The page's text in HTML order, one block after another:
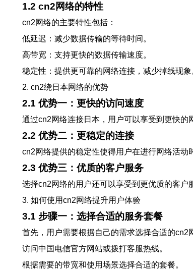
1.2 cn2网络的特性
cn2网络的主要特性包括：
低延迟：减少数据传输的等待时间。
高带宽：支持更快的数据传输速度。
稳定性：提供更可靠的网络连接，减少掉线现象
2. cn2绕日本网络的优势
2.1 优势一：更快的访问速度
通过cn2网络连接日本，用户可以享受到更快
2.2 优势二：更稳定的连接
cn2网络提供的稳定性使得用户在进行网络活
2.3 优势三：优质的客户服务
选择cn2网络的用户还可以享受到更优质的客户
3. 如何使用cn2网络提升用户体验
3.1 步骤一：选择合适的服务套餐
首先，用户需要根据自己的需求选择合适的cn2
访问中国电信官方网站或拨打客服热线。
根据需要的带宽和使用场景选择合适的套餐。